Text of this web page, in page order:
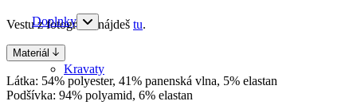
Doplnky
Kravaty
Vestu z fotografie nájdeš tu.
Materiál
Látka: 54% polyester, 41% panenská vlna, 5% elastan
Podšívka: 94% polyamid, 6% elastan